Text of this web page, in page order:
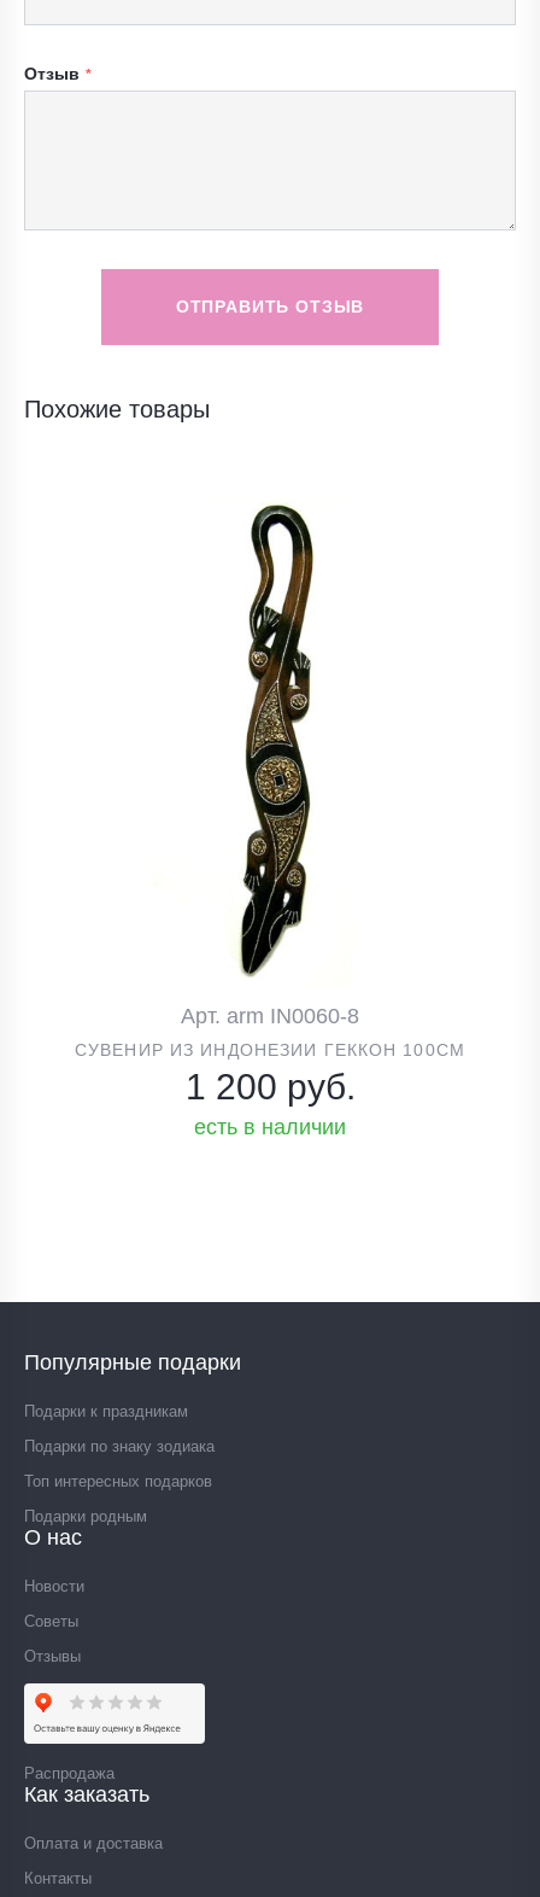
Отзыв
ОТПРАВИТЬ ОТЗЫВ
Похожие товары
Арт. arm IN0060-8
СУВЕНИР ИЗ ИНДОНЕЗИИ ГЕККОН 100СМ
1 200 руб.
есть в наличии
Популярные подарки
Подарки к праздникам
Подарки по знаку зодиака
Топ интересных подарков
Подарки родным
О нас
Новости
Советы
Отзывы
Распродажа
Как заказать
Оплата и доставка
Контакты